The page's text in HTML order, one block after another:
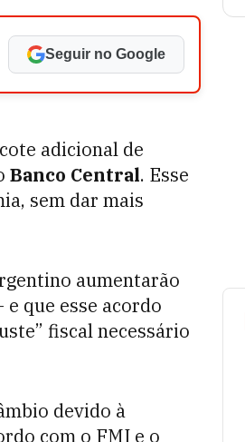
Seguir no Google
adicional de
Banco Central. Esse
sem dar mais
aumentarão
que esse acordo
fiscal necessário
devido à
com o FMI e o